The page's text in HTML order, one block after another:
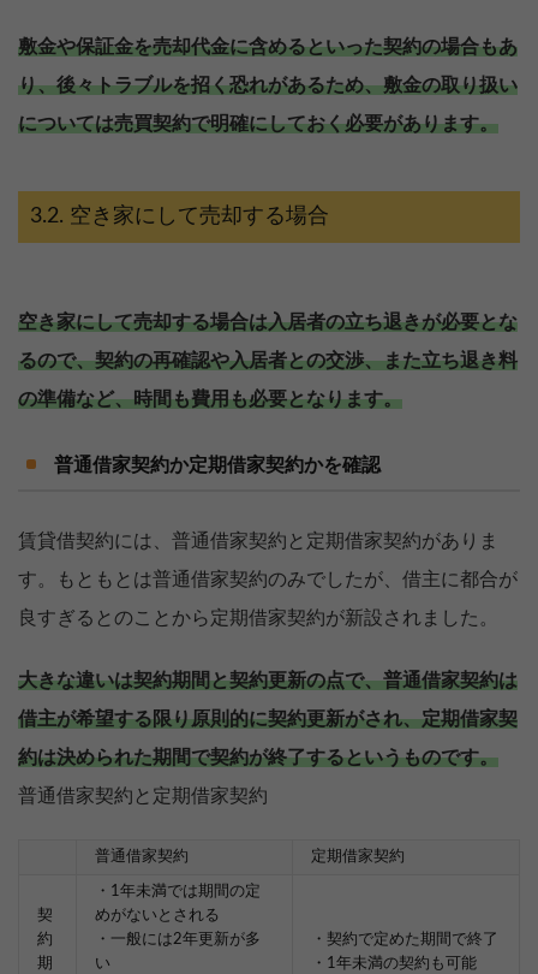
敷金や保証金を売却代金に含めるといった契約の場合もあ
り、後々トラブルを招く恐れがあるため、敷金の取り扱い
については売買契約で明確にしておく必要があります。
空き家にして売却する場合
空き家にして売却する場合は入居者の立ち退きが必要とな
るので、契約の再確認や入居者との交渉、また立ち退き料
の準備など、時間も費用も必要となります。
普通借家契約か定期借家契約かを確認
賃貸借契約には、普通借家契約と定期借家契約がありま
す。もともとは普通借家契約のみでしたが、借主に都合が
良すぎるとのことから定期借家契約が新設されました。
大きな違いは契約期間と契約更新の点で、普通借家契約は
借主が希望する限り原則的に契約更新がされ、定期借家契
約は決められた期間で契約が終了するというものです。
普通借家契約と定期借家契約
普通借家契約 定期借家契約
契
約
期
・1年未満では期間の定
めがないとされる
・一般には2年更新が多
い
・契約で定めた期間で終了
・1年未満の契約も可能